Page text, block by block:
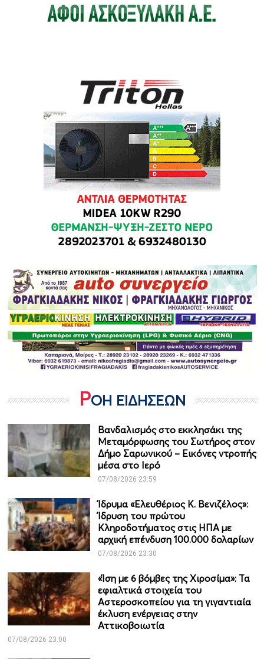
ΡΟΗ ΕΙΔΗΣΕΩΝ
Βανδαλισμός στο εκκλησάκι της
Μεταμόρφωσης του Σωτήρος στον
Δήμο Σαρωνικού – Εικόνες ντροπής
μέσα στο Ιερό
07/08/2026 23:59
Ίδρυμα «Ελευθέριος Κ. Βενιζέλος»:
Ίδρυση του πρώτου
Κληροδοτήματος στις ΗΠΑ με
αρχική επένδυση 100.000 δολαρίων
07/08/2026 23:30
«Ίση με 6 βόμβες της Χιροσίμα»: Τα
εφιαλτικά στοιχεία του
Αστεροσκοπείου για τη γιγαντιαία
έκλυση ενέργειας στην
Αττικοβοιωτία
07/08/2026 23:00